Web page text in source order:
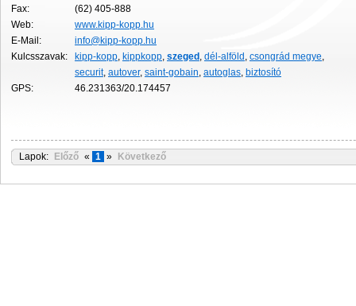
Fax:
(62) 405-888
Web:
www.kipp-kopp.hu
E-Mail:
info@kipp-kopp.hu
Kulcsszavak:
kipp-kopp, kippkopp, szeged , dél-alföld , csongrád megye,
securit, autover, saint-gobain, autoglas, biztosító
GPS:
46.231363/20.174457
Lapok: Előző « 1 » Következő